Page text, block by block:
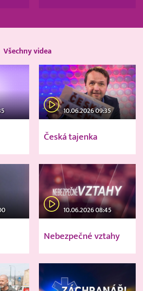
Všechny videa
10.06.2026 09:35
Česká tajenka
10.06.2026 08:45
Nebezpečné vztahy